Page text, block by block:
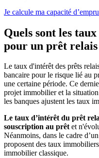
Je calcule ma capacité
Quels sont les
pour un prêt relais
Le taux d'intérêt des prêts
bancaire pour le risque lié au
une certaine période. Ce
projet immobilier et la situation
les banques ajustent les taux
Le taux d’intérêt du prêt
souscription au prêtet
Néanmoins, dans le cadre
proposent des taux
immobilier classique.